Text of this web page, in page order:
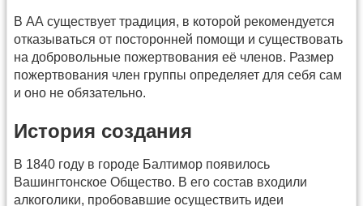
В АА существует традиция, в которой рекомендуется
отказываться от посторонней помощи и существовать
на добровольные пожертвования её членов. Размер
пожертвования член группы определяет для себя сам
и оно не обязательно.
История создания
В 1840 году в городе Балтимор появилось
Вашингтонское Общество. В его состав входили
алкоголики, пробовавшие осуществить идеи